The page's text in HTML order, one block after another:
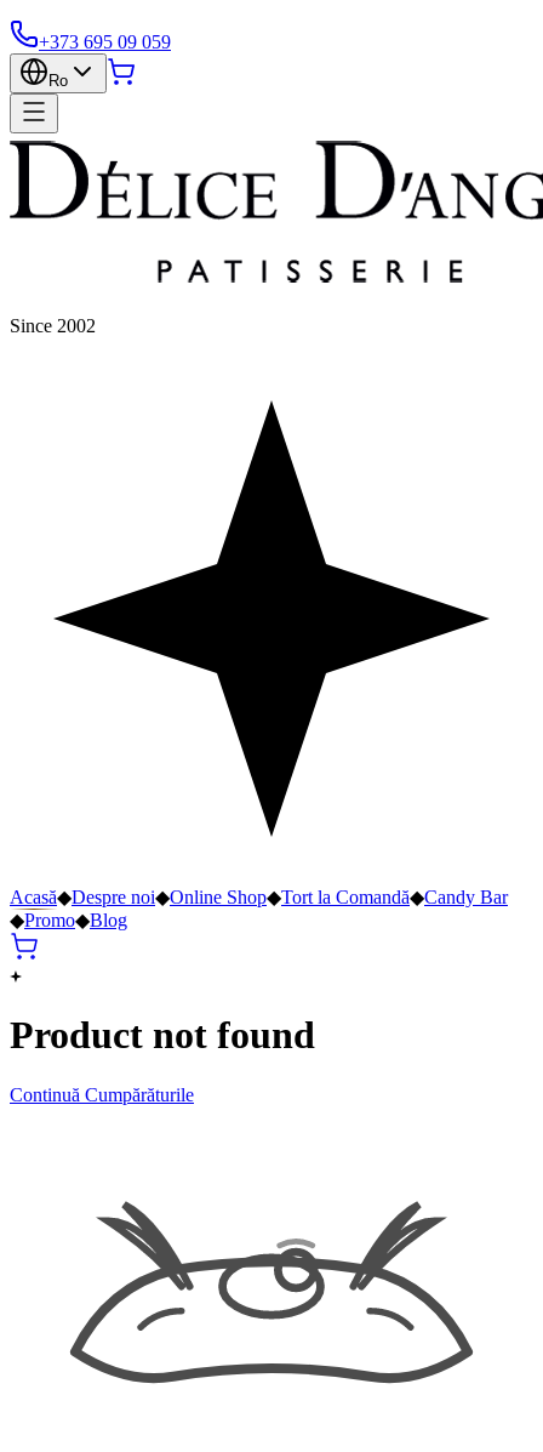
+373 695 09 059
Ro
Since 2002
Acasă◆Despre noi◆Online Shop◆Tort la Comandă◆Candy Bar
◆Promo◆Blog
Product not found
Continuă Cumpărăturile